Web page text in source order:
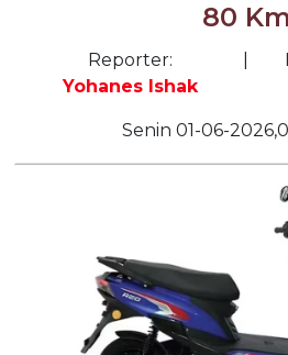
80 Km
Reporter:
Yohanes Ishak
Senin 01-06-